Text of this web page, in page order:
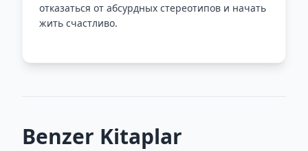
отказаться от абсурдных стереотипов и начать
жить счастливо.
Benzer Kitaplar